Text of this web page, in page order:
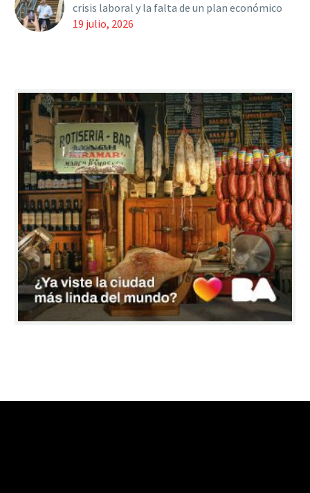
crisis laboral y la falta de un plan económico
19 julio, 2026